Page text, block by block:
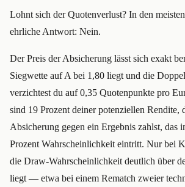
Lohnt sich der Quotenverlust? In den
ehrliche Antwort: Nein.
Der Preis der Absicherung lässt sich exakt
Siegwette auf A bei 1,80 liegt und die
verzichtest du auf 0,35 Quotenpunkte pro
sind 19 Prozent deiner potenziellen Rendite,
Absicherung gegen ein Ergebnis zahlst, das
Prozent Wahrscheinlichkeit eintritt. Nur bei
die Draw-Wahrscheinlichkeit deutlich über
liegt — etwa bei einem Rematch zweier